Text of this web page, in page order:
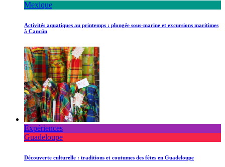
Mexique
Activités aquatiques au printemps : plongée sous-marine et excursions maritimes
à Cancún
Expériences
Guadeloupe
Découverte culturelle : traditions et coutumes des fêtes en Guadeloupe